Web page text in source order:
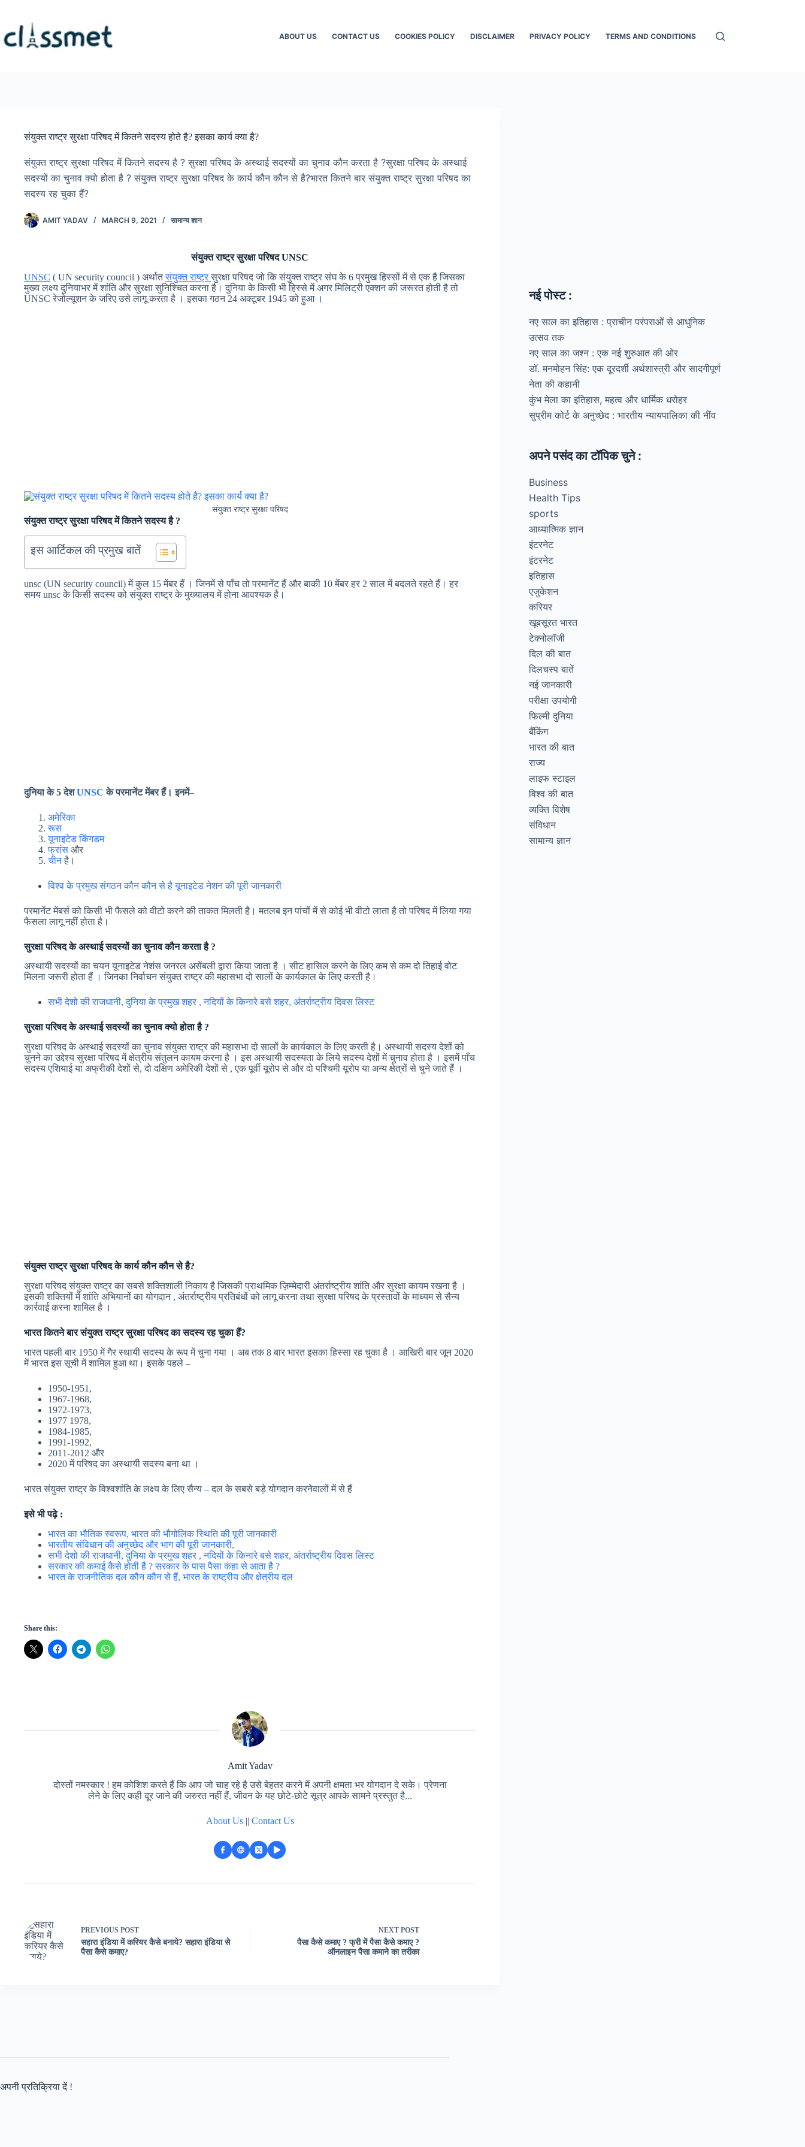
content
ABOUT US CONTACT US COOKIES POLICY DISCLAIMER PRIVACY POLICY TERMS AND CONDITIONS
संयुक्त राष्ट्र सुरक्षा परिषद में कितने सदस्य होते है? इसका कार्य क्या है?
संयुक्त राष्ट्र सुरक्षा परिषद में कितने सदस्य है ? सुरक्षा परिषद के अस्थाई सदस्यों का चुनाव कौन करता है ?सुरक्षा परिषद के अस्थाई
सदस्यों का चुनाव क्यो होता है ? संयुक्त राष्ट्र सुरक्षा परिषद के कार्य कौन कौन से है?भारत कितने बार संयुक्त राष्ट्र सुरक्षा परिषद का
सदस्य रह चुका हैं?
AMIT YADAV MARCH 9, 2021 सामान्य ज्ञान
संयुक्त राष्ट्र सुरक्षा परिषद UNSC
UNSC ( UN security council ) अर्थातसंयुक्त राष्ट्रसुरक्षा परिषद जो कि संयुक्त राष्ट्र संघ के 6 प्रमुख हिस्सों में से एक है जिसका
मुख्य लक्ष्य दुनियाभर में शांति और सुरक्षा सुनिश्चित करना है। दुनिया के किसी भी हिस्से में अगर मिलिट्री एक्शन की जरूरत होती है तो
UNSC रेजोल्यूशन के जरिए उसे लागू करता है । इसका गठन 24 अक्टूबर 1945 को हुआ ।
संयुक्त राष्ट्र सुरक्षा परिषद
संयुक्त राष्ट्र सुरक्षा परिषद में कितने सदस्य है ?
इस आर्टिकल की प्रमुख बातें
unsc (UN security council) में कुल 15 मेंबर हैं । जिनमें से पाँच तो परमानेंट हैं और बाकी 10 मेंबर हर 2 साल में बदलते रहते हैं। हर
समय unsc केे किसी सदस्य को संयुक्त राष्ट्र के मुख्यालय में होना आवश्यक है।
दुनिया के 5 देशUNSC के परमानेंट मेंबर हैं। इनमें–
अमेरिका
रूस
यूनाइटेड किंगडम
फ्रांस और
चीनहै।
विश्व के प्रमुख संगठन कौन कौन से है यूनाइटेड नेशन की पूरी जानकारी
परमानेंट मेंबर्स को किसी भी फैसले को वीटो करने की ताकत मिलती है। मतलब इन पांचों में से कोई भी वीटो लाता है तो परिषद में लिया गया
फैसला लागू नहीं होता है।
सुरक्षा परिषद के अस्थाई सदस्यों का चुनाव कौन करता है ?
अस्थायी सदस्यों का चयन यूनाइटेड नेशंस जनरल असेंबली द्वारा किया जाता है । सीट हासिल करने के लिए कम से कम दो तिहाई वोट
मिलना जरूरी होता हैं । जिनका निर्वाचन संयुक्त राष्ट्र की महासभा दो सालों के कार्यकाल के लिए करती है।
सभी देशो की राजधानी, दुनिया के प्रमुख शहर , नदियों के किनारे बसे शहर, अंतर्राष्ट्रीय दिवस लिस्ट
सुरक्षा परिषद के अस्थाई सदस्यों का चुनाव क्यो होता है ?
सुरक्षा परिषद के अस्थाई सदस्यों का चुनाव संयुक्त राष्ट्र की महासभा दो सालों के कार्यकाल के लिए करती है। अस्थायी सदस्य देशों को
चुनने का उद्देश्य सुरक्षा परिषद में क्षेत्रीय संतुलन कायम करना है । इस अस्थायी सदस्यता के लिये सदस्य देशों में चुनाव होता है । इसमें पाँच
सदस्य एशियाई या अफ्रीकी देशों से, दो दक्षिण अमेरिकी देशों से , एक पूर्वी यूरोप से और दो पश्चिमी यूरोप या अन्य क्षेत्रों से चुने जाते हैं ।
संयुक्त राष्ट्र सुरक्षा परिषद के कार्य कौन कौन से है?
सुरक्षा परिषद संयुक्त राष्ट्र का सबसे शक्तिशाली निकाय है जिसकी प्राथमिक ज़िम्मेदारी अंतर्राष्ट्रीय शांति और सुरक्षा कायम रखना है ।
इसकी शक्तियों में शांति अभियानों का योगदान , अंतर्राष्ट्रीय प्रतिबंधों को लागू करना तथा सुरक्षा परिषद के प्रस्तावों के माध्यम से सैन्य
कार्रवाई करना शामिल है ।
भारत कितने बारसंयुक्त राष्ट्र सुरक्षा परिषदका सदस्य रह चुका हैं?
भारत पहली बार 1950 में गैर स्थायी सदस्य के रूप में चुना गया । अब तक 8 बार भारत इसका हिस्सा रह चुका है । आखिरी बार जून 2020
में भारत इस सूची में शामिल हुआ था। इसके पहले –
1950-1951,
1967-1968,
1972-1973,
1977 1978,
1984-1985,
1991-1992,
2011-2012 और
2020 में परिषद का अस्थायी सदस्य बना था ।
भारतसंयुक्त राष्ट्रके विश्वशांति के लक्ष्य के लिए सैन्य – दल के सबसे बड़े योगदान करनेवालों में से हैं
इसे भी पढ़े :
भारत का भौतिक स्वरूप, भारत की भौगोलिक स्थिति की पूरी जानकारी
भारतीय संविधान की अनुच्छेद और भाग की पूरी जानकारी,
सभी देशो की राजधानी, दुनिया के प्रमुख शहर , नदियों के किनारे बसे शहर, अंतर्राष्ट्रीय दिवस लिस्ट
सरकार की कमाई कैसे होती है ? सरकार के पास पैसा कंहा से आता है ?
भारत के राजनीतिक दल कौन कौन से हैं, भारत के राष्ट्रीय और क्षेत्रीय दल
Share this:
Amit Yadav
दोस्तों नमस्कार ! हम कोशिश करते हैं कि आप जो चाह रहे है उसे बेहतर करने में अपनी क्षमता भर योगदान दे सके। प्रेणना
लेने के लिए कही दूर जाने की जरुरत नहीं हैं, जीवन के यह छोटे-छोटे सूत्र आपके सामने प्रस्तुत है...
About Us|| Contact Us
PREVIOUS POST
सहारा इंडिया में करियर कैसे बनाये? सहारा इंडिया से
पैसा कैसे कमाए?
NEXT POST
पैसा कैसे कमाए ? फ्री में पैसा कैसे कमाए ?
ऑनलाइन पैसा कमाने का तरीका
नई पोस्ट :
नए साल का इतिहास : प्राचीन परंपराओं से आधुनिक
उत्सव तक
नए साल का जश्न : एक नई शुरुआत की ओर
डॉ. मनमोहन सिंह: एक दूरदर्शी अर्थशास्त्री और सादगीपूर्ण
नेता की कहानी
कुंभ मेला का इतिहास, महत्व और धार्मिक धरोहर
सुप्रीम कोर्ट के अनुच्छेद : भारतीय न्यायपालिका की नींव
अपने पसंद का टॉपिक चुने :
Business
Health Tips
sports
आध्यात्मिक ज्ञान
इंटरनेट
इंटरनेट
इतिहास
एजुकेशन
करियर
खूबसूरत भारत
टेक्नोलॉजी
दिल की बात
दिलचस्प बातें
नई जानकारी
परीक्षा उपयोगी
फिल्मी दुनिया
बैंकिंग
भारत की बात
राज्य
लाइफ स्टाइल
विश्व की बात
व्यक्ति विशेष
संविधान
सामान्य ज्ञान
अपनी प्रतिक्रिया दें !